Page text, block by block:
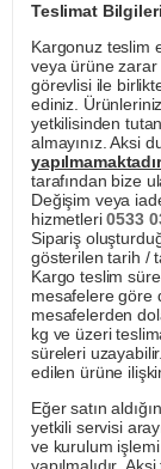
Teslimat Bilgileri
Kargonuz teslim
veya ürüne
görevlisi ile
ediniz.
yetkilisinden
almayınız. Aksi
yapılmamaktadır
tarafından bize
Değişim veya
hizmetleri0533
Sipariş
gösterilen tarih /
Kargo teslim
mesafelere göre
mesafelerden
kg ve üzeri
süreleri
edilen ürüne
Eğer satın
yetkili servisi
ve kurulum